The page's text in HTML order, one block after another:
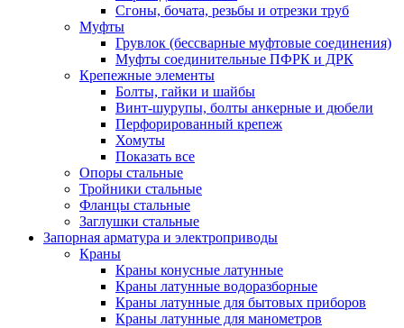
Сгоны, бочата, резьбы и отрезки труб
Муфты
Грувлок (бессварные муфтовые соединения)
Муфты соединительные ПФРК и ДРК
Крепежные элементы
Болты, гайки и шайбы
Винт-шурупы, болты анкерные и дюбели
Перфорированный крепеж
Хомуты
Показать все
Опоры стальные
Тройники стальные
Фланцы стальные
Заглушки стальные
Запорная арматура и электроприводы
Краны
Краны конусные латунные
Краны латунные водоразборные
Краны латунные для бытовых приборов
Краны латунные для манометров